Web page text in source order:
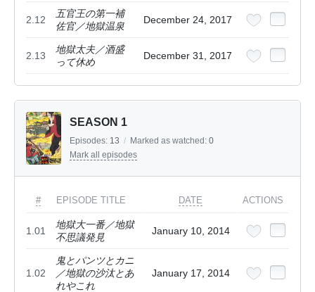
2.12
五官王の第一補
佐官／地獄温泉
December 24, 2017
2.13
地獄太夫／酒盛
って休め
December 31, 2017
SEASON 1
Episodes: 13 / Marked as watched: 0
Mark all episodes
# EPISODE TITLE DATE ACTIONS
1.01
地獄大一番／地獄
不思議発見
January 10, 2014
1.02
鬼とパンツとカニ
／地獄の沙汰とあ
れやこれ
January 17, 2014